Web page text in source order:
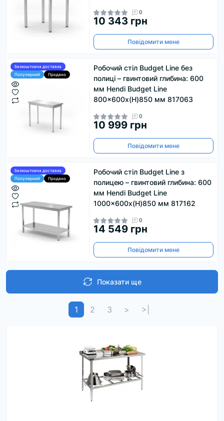
0
10 343 грн
Повідомити мене
Безкоштовна доставка
Популярний
Продано
Робочий стіл Budget Line без
полиці – гвинтовий глибина: 600
мм Hendi Budget Line
800x600x(H)850 мм 817063
0
10 999 грн
Повідомити мене
Безкоштовна доставка
Популярний
Продано
Робочий стіл Budget Line з
полицею – гвинтовий глибина: 600
мм Hendi Budget Line
1000x600x(H)850 мм 817162
0
14 549 грн
Повідомити мене
Показати ще
1 2 3 > >|